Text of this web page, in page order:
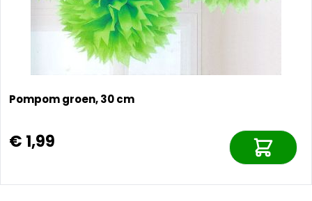
Pompom groen, 30 cm
€ 1,99